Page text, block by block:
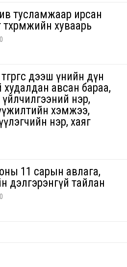
тусламжаар ирсан
хуваарь
дээш үнийн дүн
худалдан авсан бараа,
нэр,
хэмжээ,
нэр, хаяг
11 сарын авлага,
дэлгэрэнгүй тайлан